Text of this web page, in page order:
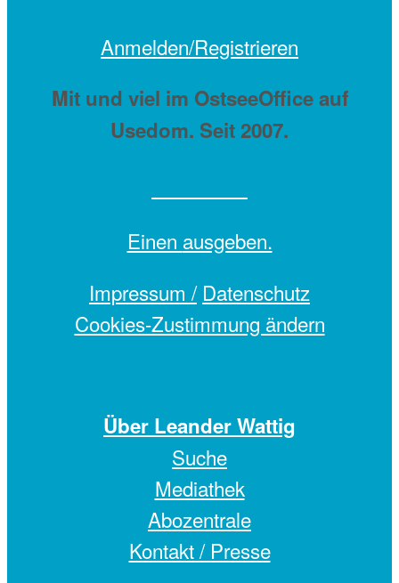
Anmelden/Registrieren
Mit und viel im OstseeOffice auf
Usedom. Seit 2007.
Einen ausgeben.
Impressum / Datenschutz
Cookies-Zustimmung ändern
Über Leander Wattig
Suche
Mediathek
Abozentrale
Kontakt / Presse